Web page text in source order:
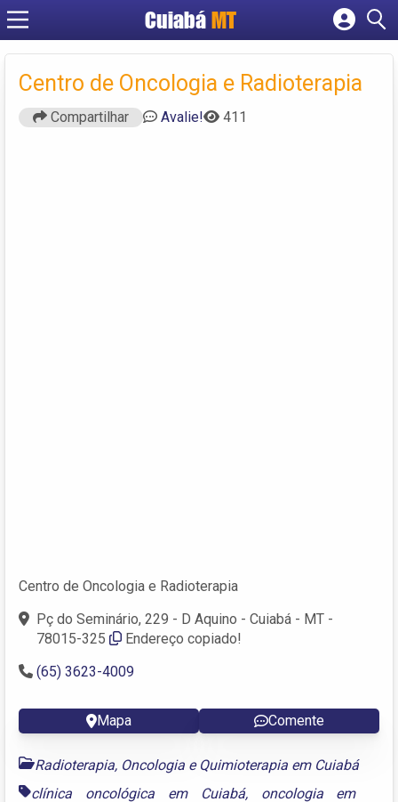
Cuiabá MT
Cadastrar empresa
Criar conta
Centro de Oncologia e Radioterapia
Compartilhar Avalie! 411
Centro de Oncologia e Radioterapia
Pç do Seminário, 229 - D Aquino - Cuiabá - MT -
78015-325
Endereço copiado!
(65) 3623-4009
Mapa Comente
Radioterapia, Oncologia e Quimioterapia em Cuiabá
clínica oncológica em Cuiabá, oncologia em